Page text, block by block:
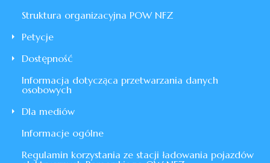
Struktura organizacyjna POW NFZ
Petycje
Dostępność
Informacja dotycząca przetwarzania danych
osobowych
Dla mediów
Informacje ogólne
Regulamin korzystania ze stacji ładowania pojazdów